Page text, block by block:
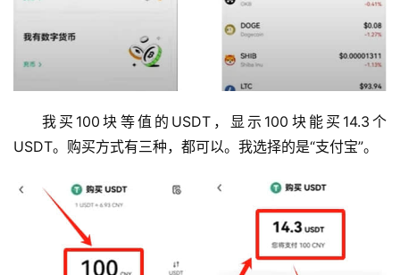
我买100块等值的USDT，显示100块能买14.3个
USDT。购买方式有三种，都可以。我选择的是“支付宝”。